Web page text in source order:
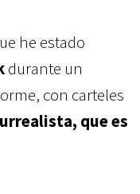
he estado
durante un
con carteles
que es